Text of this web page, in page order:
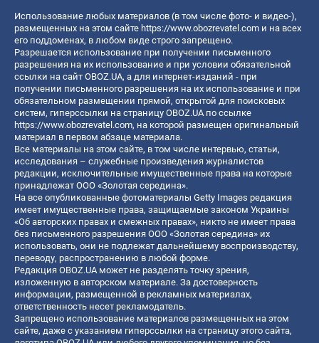
Использование любых материалов (в том числе фото- и видео-),
размещенных на этом сайте https://www.obozrevatel.com и на всех
его поддоменах, в любом виде строго запрещено.
Разрешается использование при получении письменного
разрешения на их использование и при условии обязательной
ссылки на сайт OBOZ.UA, а для интернет-изданий - при
получении письменного разрешения на их использование и при
обязательном размещении прямой, открытой для поисковых
систем, гиперссылки на страницу OBOZ.UA по ссылке
https://www.obozrevatel.com, на которой размещен оригинальный
материал в первом абзаце материала.
Все материалы на этом сайте, в том числе интервью, статьи,
исследования – служебные произведения журналистов
редакции, исключительные имущественные права на которые
принадлежат ООО «Золотая середина».
На все опубликованные фотоматериалы Getty Images редакция
имеет имущественные права, защищаемые законом Украины
«Об авторских правах и смежных правах», никто не имеет права
без письменного разрешения ООО «Золотая середина» их
использовать, они не подлежат дальнейшему воспроизводству,
переводу, распространению в любой форме.
Редакция OBOZ.UA может не разделять точку зрения,
изложенную в авторском материале. За достоверность
информации, размещенной в рекламных материалах,
ответственность несет рекламодатель.
Запрещено использование материалов размещенных на этом
сайте, даже с указанием гиперссылки на страницу этого сайта,